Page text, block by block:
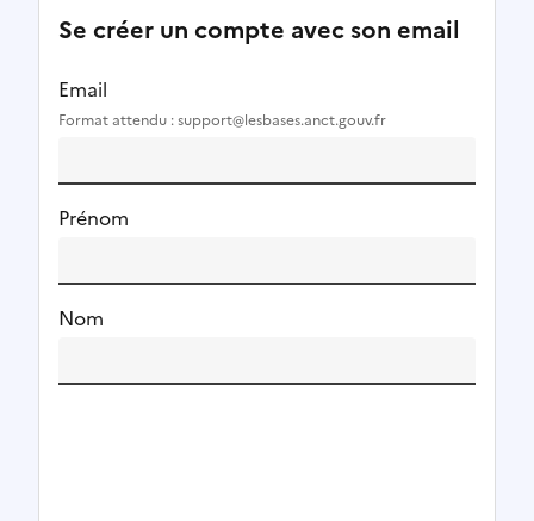
Se créer un compte avec son email
Email
Format attendu : support@lesbases.anct.gouv.fr
Prénom
Nom